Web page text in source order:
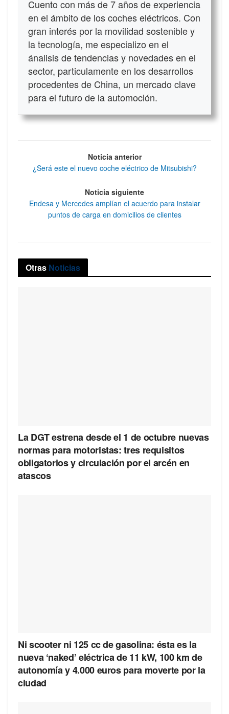
Cuento con más de 7 años de experiencia
en el ámbito de los coches eléctricos. Con
gran interés por la movilidad sostenible y
la tecnología, me especializo en el
ánalisis de tendencias y novedades en el
sector, particulamente en los desarrollos
procedentes de China, un mercado clave
para el futuro de la automoción.
Noticia anterior
¿Será este el nuevo coche eléctrico de Mitsubishi?
Noticia siguiente
Endesa y Mercedes amplían el acuerdo para instalar
puntos de carga en domicilios de clientes
Otras Noticias
La DGT estrena desde el 1 de octubre nuevas
normas para motoristas: tres requisitos
obligatorios y circulación por el arcén en
atascos
Ni scooter ni 125 cc de gasolina: ésta es la
nueva ‘naked’ eléctrica de 11 kW, 100 km de
autonomía y 4.000 euros para moverte por la
ciudad